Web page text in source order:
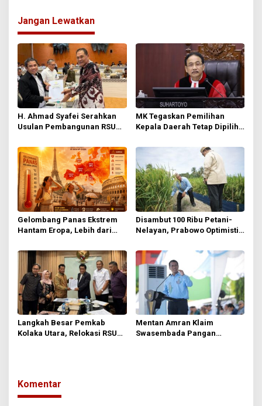
a
s
i
p
o
s
Jangan Lewatkan
H. Ahmad Syafei Serahkan
Usulan Pembangunan RSUD
PUPR
MK Tegaskan Pemilihan
Kepala Daerah Tetap Dipilih
Gelombang Panas Ekstrem
Hantam Eropa, Lebih dari
Disambut 100 Ribu Petani-
Nelayan, Prabowo Optimistis
Pangan Dunia
Langkah Besar Pemkab
Kolaka Utara, Relokasi RSUD
Mentan Amran Klaim
Swasembada Pangan
Komentar